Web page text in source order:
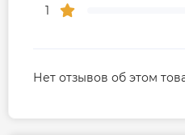
1
Нет отзывов об этом